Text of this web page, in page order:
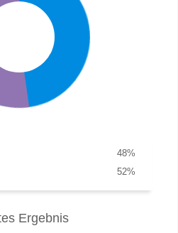
%
48
%
52
Ergebnis